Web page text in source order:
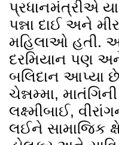
પ્રધાનમંત્રીએ
પન્ના દાઈ અને
મહિલાઓ હતી.
દરમિયાન પણ
બલિદાન આપ્યા છે.
ચેન્નમ્મા,
લક્ષ્મીબાઈ,
લઈને સામાજિક